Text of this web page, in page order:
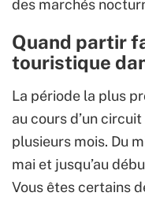
des marchés
Quand partir
touristique
La période la plus
au cours d’un
plusieurs mois. Du
mai et jusqu’au
Vous êtes certains